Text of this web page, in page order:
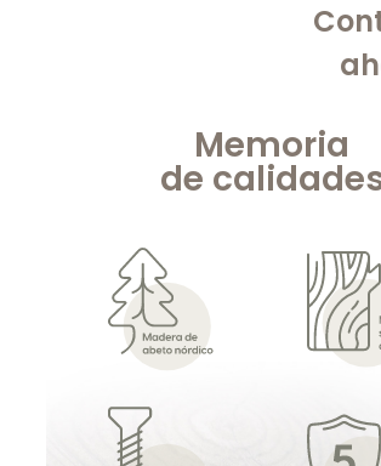
Memoria
de